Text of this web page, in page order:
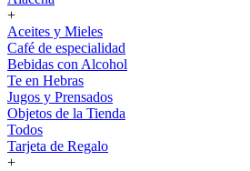
+
Aceites y Mieles
Café de especialidad
Bebidas con Alcohol
Te en Hebras
Jugos y Prensados
Objetos de la Tienda
Todos
Tarjeta de Regalo
+